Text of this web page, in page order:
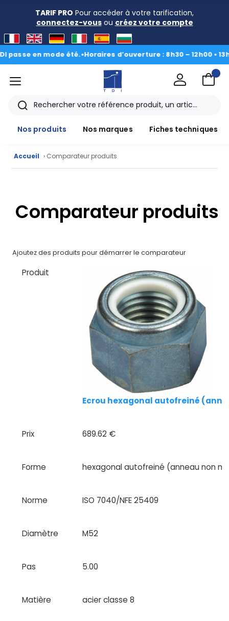
TARIF PRO Pour accéder à votre tarification,
connectez-vousou créez votre compte
en mode été.•Horaires d’ouverture : 8h30 – 12h00 •
produits
Nos
marques
Documentations
menu
Rechercher
Nos produits
Nos marques Fiches techniques
Accueil › Comparateur produits
Comparateur produits
Ajoutez des produits pour démarrer le comparateur
Produit
Ecrou hexagonal autofreiné
Prix 689.62 €
Forme hexagonal autofreiné (anneau non
Norme ISO 7040/NFE 25409
Diamètre M52
Pas 5.00
Matière acier classe 8